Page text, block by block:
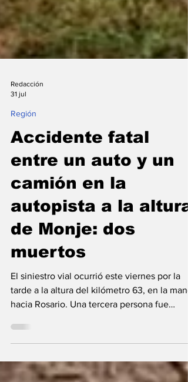
31 jul
Región
Accidente fatal
entre un auto y un
camión en la
autopista a la altura
de Monje: dos
muertos
El siniestro vial ocurrió este viernes por la
tarde a la altura del kilómetro 63, en la mano
hacia Rosario. Una tercera persona fue
Dos personas murieron este viernes por la
tarde como consecuencia de un violento